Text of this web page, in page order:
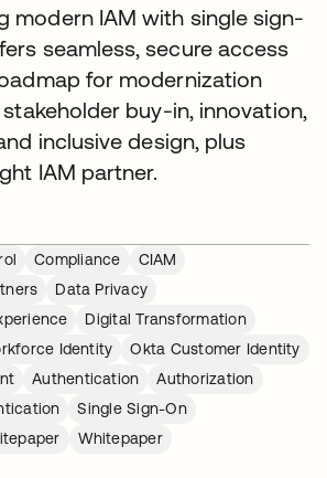
modern IAM with single sign-
seamless, secure access
for modernization
buy-in, innovation,
inclusive design, plus
IAM partner.
Compliance
CIAM
Data Privacy
Digital Transformation
Identity
Okta Customer Identity
Authentication
Authorization
Single Sign-On
Whitepaper